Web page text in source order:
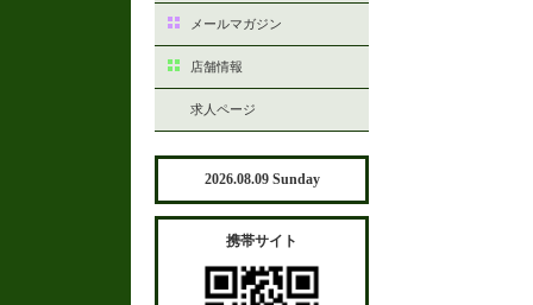
メールマガジン
店舗情報
求人ページ
2026.08.09 Sunday
携帯サイト